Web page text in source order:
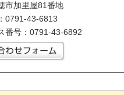
市加里屋81番地
0791-43-6813
番号：0791-43-6892